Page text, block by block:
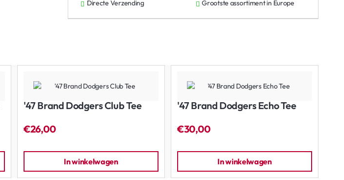
Directe Verzending
Grootste assortiment in Europe
'47 Brand Dodgers Club Tee
€26,00
In winkelwagen
'47 Brand Dodgers Echo Tee
€30,00
In winkelwagen